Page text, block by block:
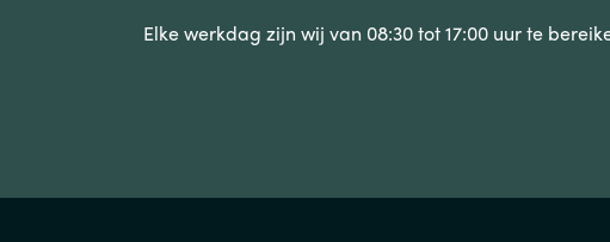
Elke werkdag zijn wij van 08:30 tot 17:00 uur te